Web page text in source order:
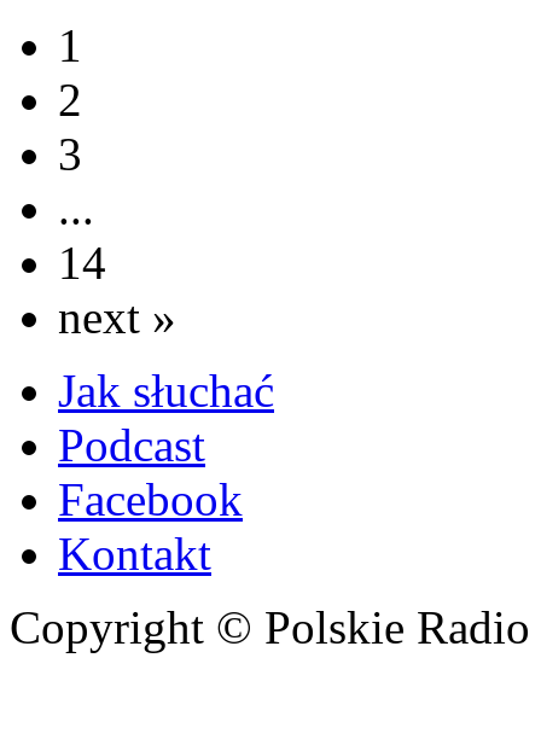
1
2
3
...
14
next »
Jak słuchać
Podcast
Facebook
Kontakt
Copyright © Polskie